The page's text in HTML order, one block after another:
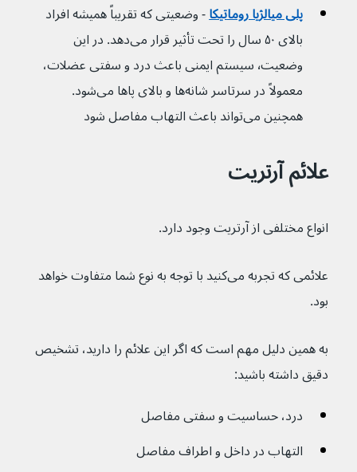
پلی میالژیا روماتیکا - وضعیتی که تقریباً همیشه افراد
بالای ۵۰ سال را تحت تأثیر قرار می‌دهد. در این
وضعیت٬ سیستم ایمنی باعث درد و سفتی عضلات،
معمولاً در سرتاسر شانه‌ها و بالای پاها می‌شود.
همچنین می‌تواند باعث التهاب مفاصل شود
علائم آرتریت
انواع مختلفی از آرتریت وجود دارد.
علائمی که تجربه می‌کنید با توجه به نوع شما متفاوت خواهد
بود.
به همین دلیل مهم است که اگر این علائم را دارید، تشخیص
دقیق داشته باشید:
درد، حساسیت و سفتی مفاصل
التهاب در داخل و اطراف مفاصل